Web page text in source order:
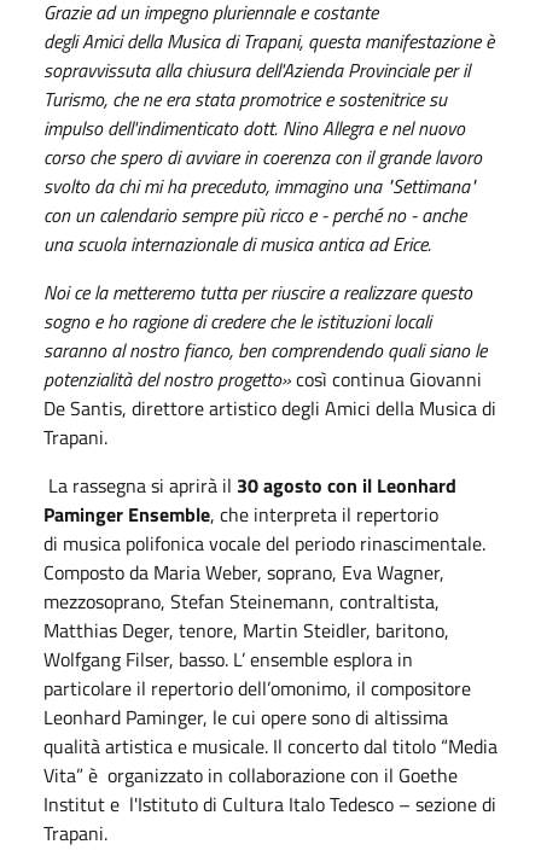
Grazie ad un impegno pluriennale e costante
degli Amici della Musica di Trapani, questa manifestazione è
sopravvissuta alla chiusura dell'Azienda Provinciale per il
Turismo, che ne era stata promotrice e sostenitrice su
impulso dell'indimenticato dott. Nino Allegra e nel nuovo
corso che spero di avviare in coerenza con il grande lavoro
svolto da chi mi ha preceduto, immagino una "Settimana"
con un calendario sempre più ricco e - perché no - anche
una scuola internazionale di musica antica ad Erice.
Noi ce la metteremo tutta per riuscire a realizzare questo
sogno e ho ragione di credere che le istituzioni locali
saranno al nostro fianco, ben comprendendo quali siano le
potenzialità del nostro progetto»così continua Giovanni
De Santis, direttore artistico degli Amici della Musica di
Trapani.
La rassegna si aprirà il 30 agosto con il Leonhard
Paminger Ensemble, che interpreta il repertorio
di musica polifonica vocale del periodo rinascimentale.
Composto da Maria Weber, soprano, Eva Wagner,
mezzosoprano, Stefan Steinemann, contraltista,
Matthias Deger, tenore, Martin Steidler, baritono,
Wolfgang Filser, basso. L’ ensemble esplora in
particolare il repertorio dell’omonimo, il compositore
Leonhard Paminger, le cui opere sono di altissima
qualità artistica e musicale. Il concerto dal titolo “Media
Vita” è organizzato in collaborazione con il Goethe
Institut e l'Istituto di Cultura Italo Tedesco – sezione di
Trapani.